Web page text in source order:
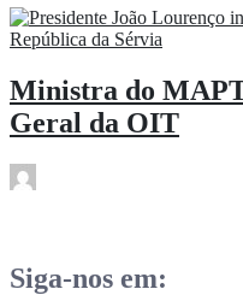
Ministra do
Geral da OIT
Siga-nos em: